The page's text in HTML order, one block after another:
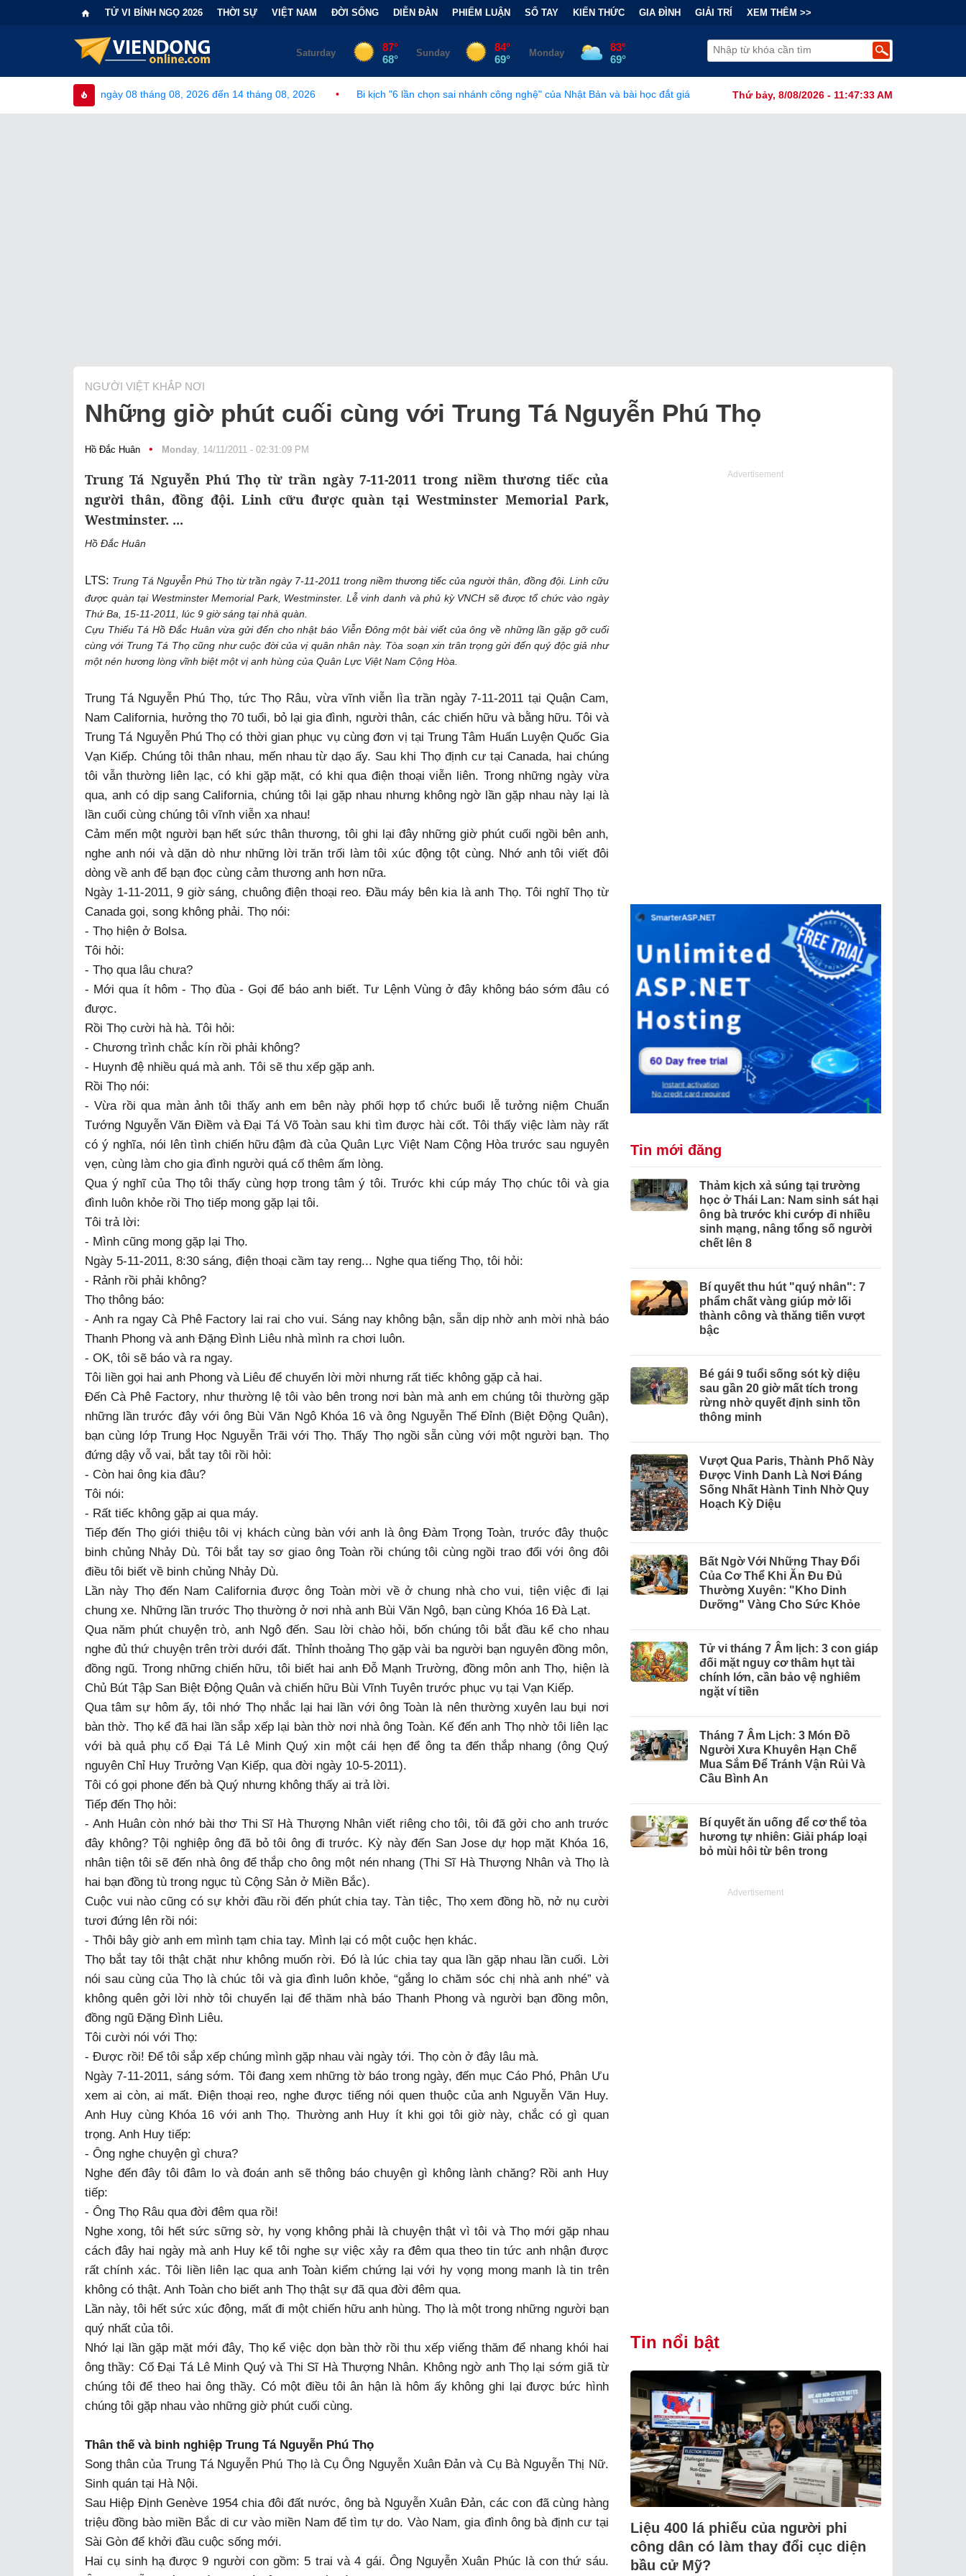
TỬ VI BÍNH NGỌ 2026 THỜI SỰ VIỆT NAM ĐỜI SỐNG DIỄN ĐÀN PHIẾM LUẬN SỔ TAY KIẾN THỨC GIA ĐÌNH GIẢI TRÍ XEM THÊM >>
Thứ bảy, 8/08/2026 - 11:47:35 AM
ngày 08 tháng 08, 2026 đến 14 tháng 08, 2026 • Bi kịch "6 lần chọn sai nhánh công nghệ" của Nhật Bản và bài học đắt giá • Bẫy Tài Chính Đằng Sau "Cơn Sốt" Trà Sữa Nhượng Quyền: Lợi
NGƯỜI VIỆT KHẮP NƠI
Những giờ phút cuối cùng với Trung Tá Nguyễn Phú Thọ
Hồ Đắc Huân • Monday , 14/11/2011 - 02:31:09 PM
Trung Tá Nguyễn Phú Thọ từ trần ngày 7-11-2011 trong niềm thương tiếc của
người thân, đồng đội. Linh cữu được quàn tại Westminster Memorial Park,
Westminster. ...
Hồ Đắc Huân
LTS: Trung Tá Nguyễn Phú Thọ từ trần ngày 7-11-2011 trong niềm thương tiếc của người thân, đồng đội. Linh cữu
được quàn tại Westminster Memorial Park, Westminster. Lễ vinh danh và phủ kỳ VNCH sẽ được tổ chức vào ngày
Thứ Ba, 15-11-2011, lúc 9 giờ sáng tại nhà quàn.
Cựu Thiếu Tá Hồ Đắc Huân vừa gửi đến cho nhật báo Viễn Đông một bài viết của ông về những lần gặp gỡ cuối
cùng với Trung Tá Thọ cũng như cuộc đời của vị quân nhân này. Tòa soạn xin trân trọng gửi đến quý độc giả như
một nén hương lòng vĩnh biệt một vị anh hùng của Quân Lực Việt Nam Cộng Hòa.
Trung Tá Nguyễn Phú Thọ, tức Thọ Râu, vừa vĩnh viễn lìa trần ngày 7-11-2011 tại Quận Cam,
Nam California, hưởng thọ 70 tuổi, bỏ lại gia đình, người thân, các chiến hữu và bằng hữu. Tôi và
Trung Tá Nguyễn Phú Thọ có thời gian phục vụ cùng đơn vị tại Trung Tâm Huấn Luyện Quốc Gia
Vạn Kiếp. Chúng tôi thân nhau, mến nhau từ dạo ấy. Sau khi Thọ định cư tại Canada, hai chúng
tôi vẫn thường liên lạc, có khi gặp mặt, có khi qua điện thoại viễn liên. Trong những ngày vừa
qua, anh có dịp sang California, chúng tôi lại gặp nhau nhưng không ngờ lần gặp nhau này lại là
lần cuối cùng chúng tôi vĩnh viễn xa nhau!
Cảm mến một người bạn hết sức thân thương, tôi ghi lại đây những giờ phút cuối ngồi bên anh,
nghe anh nói và dặn dò như những lời trăn trối làm tôi xúc động tột cùng. Nhớ anh tôi viết đôi
dòng về anh để bạn đọc cùng cảm thương anh hơn nữa.
Ngày 1-11-2011, 9 giờ sáng, chuông điện thoại reo. Đầu máy bên kia là anh Thọ. Tôi nghĩ Thọ từ
Canada gọi, song không phải. Thọ nói:
- Thọ hiện ở Bolsa.
Tôi hỏi:
- Thọ qua lâu chưa?
- Mới qua ít hôm - Thọ đùa - Gọi để báo anh biết. Tư Lệnh Vùng ở đây không báo sớm đâu có
được.
Rồi Thọ cười hà hà. Tôi hỏi:
- Chương trình chắc kín rồi phải không?
- Huynh đệ nhiều quá mà anh. Tôi sẽ thu xếp gặp anh.
Rồi Thọ nói:
- Vừa rồi qua màn ảnh tôi thấy anh em bên này phối hợp tổ chức buổi lễ tưởng niệm Chuẩn
Tướng Nguyễn Văn Điềm và Đại Tá Võ Toàn sau khi tìm được hài cốt. Tôi thấy việc làm này rất
có ý nghĩa, nói lên tình chiến hữu đậm đà của Quân Lực Việt Nam Cộng Hòa trước sau nguyên
vẹn, cùng làm cho gia đình người quá cố thêm ấm lòng.
Qua ý nghĩ của Thọ tôi thấy cùng hợp trong tâm ý tôi. Trước khi cúp máy Thọ chúc tôi và gia
đình luôn khỏe rồi Thọ tiếp mong gặp lại tôi.
Tôi trả lời:
- Mình cũng mong gặp lại Thọ.
Ngày 5-11-2011, 8:30 sáng, điện thoại cầm tay reng... Nghe qua tiếng Thọ, tôi hỏi:
- Rảnh rồi phải không?
Thọ thông báo:
- Anh ra ngay Cà Phê Factory lai rai cho vui. Sáng nay không bận, sẵn dịp nhờ anh mời nhà báo
Thanh Phong và anh Đặng Đình Liêu nhà mình ra chơi luôn.
- OK, tôi sẽ báo và ra ngay.
Tôi liền gọi hai anh Phong và Liêu để chuyển lời mời nhưng rất tiếc không gặp cả hai.
Đến Cà Phê Factory, như thường lệ tôi vào bên trong nơi bàn mà anh em chúng tôi thường gặp
những lần trước đây với ông Bùi Văn Ngô Khóa 16 và ông Nguyễn Thế Đỉnh (Biệt Động Quân),
bạn cùng lớp Trung Học Nguyễn Trãi với Thọ. Thấy Thọ ngồi sẵn cùng với một người bạn. Thọ
đứng dậy vỗ vai, bắt tay tôi rồi hỏi:
- Còn hai ông kia đâu?
Tôi nói:
- Rất tiếc không gặp ai qua máy.
Tiếp đến Thọ giới thiệu tôi vị khách cùng bàn với anh là ông Đàm Trọng Toàn, trước đây thuộc
binh chủng Nhảy Dù. Tôi bắt tay sơ giao ông Toàn rồi chúng tôi cùng ngồi trao đổi với ông đôi
điều tôi biết về binh chủng Nhảy Dù.
Lần này Thọ đến Nam California được ông Toàn mời về ở chung nhà cho vui, tiện việc đi lại
chung xe. Những lần trước Thọ thường ở nơi nhà anh Bùi Văn Ngô, bạn cùng Khóa 16 Đà Lạt.
Qua năm phút chuyện trò, anh Ngô đến. Sau lời chào hỏi, bốn chúng tôi bắt đầu kể cho nhau
nghe đủ thứ chuyện trên trời dưới đất. Thỉnh thoảng Thọ gặp vài ba người bạn nguyên đồng môn,
đồng ngũ. Trong những chiến hữu, tôi biết hai anh Đỗ Mạnh Trường, đồng môn anh Thọ, hiện là
Chủ Bút Tập San Biệt Động Quân và chiến hữu Bùi Vĩnh Tuyên trước phục vụ tại Vạn Kiếp.
Qua tâm sự hôm ấy, tôi nhớ Thọ nhắc lại hai lần với ông Toàn là nên thường xuyên lau bụi nơi
bàn thờ. Thọ kể đã hai lần sắp xếp lại bàn thờ nơi nhà ông Toàn. Kế đến anh Thọ nhờ tôi liên lạc
với bà quả phụ cố Đại Tá Lê Minh Quý xin một cái hẹn để ông ta đến thắp nhang (ông Quý
nguyên Chỉ Huy Trưởng Vạn Kiếp, qua đời ngày 10-5-2011).
Tôi có gọi phone đến bà Quý nhưng không thấy ai trả lời.
Tiếp đến Thọ hỏi:
- Anh Huân còn nhớ bài thơ Thi Sĩ Hà Thượng Nhân viết riêng cho tôi, tôi đã gởi cho anh trước
đây không? Tội nghiệp ông đã bỏ tôi ông đi trước. Kỳ này đến San Jose dự họp mặt Khóa 16,
nhân tiện tôi sẽ đến nhà ông để thắp cho ông một nén nhang (Thi Sĩ Hà Thượng Nhân và Thọ là
hai bạn đồng tù trong ngục tù Cộng Sản ở Miền Bắc).
Cuộc vui nào cũng có sự khởi đầu rồi đến phút chia tay. Tàn tiệc, Thọ xem đồng hồ, nở nụ cười
tươi đứng lên rồi nói:
- Thôi bây giờ anh em mình tạm chia tay. Mình lại có một cuộc hẹn khác.
Thọ bắt tay tôi thật chặt như không muốn rời. Đó là lúc chia tay qua lần gặp nhau lần cuối. Lời
nói sau cùng của Thọ là chúc tôi và gia đình luôn khỏe, “gắng lo chăm sóc chị nhà anh nhé” và
không quên gởi lời nhờ tôi chuyển lại để thăm nhà báo Thanh Phong và người bạn đồng môn,
đồng ngũ Đặng Đình Liêu.
Tôi cười nói với Thọ:
- Được rồi! Để tôi sắp xếp chúng mình gặp nhau vài ngày tới. Thọ còn ở đây lâu mà.
Ngày 7-11-2011, sáng sớm. Tôi đang xem những tờ báo trong ngày, đến mục Cáo Phó, Phân Ưu
xem ai còn, ai mất. Điện thoại reo, nghe được tiếng nói quen thuộc của anh Nguyễn Văn Huy.
Anh Huy cùng Khóa 16 với anh Thọ. Thường anh Huy ít khi gọi tôi giờ này, chắc có gì quan
trọng. Anh Huy tiếp:
- Ông nghe chuyện gì chưa?
Nghe đến đây tôi đâm lo và đoán anh sẽ thông báo chuyện gì không lành chăng? Rồi anh Huy
tiếp:
- Ông Thọ Râu qua đời đêm qua rồi!
Nghe xong, tôi hết sức sững sờ, hy vọng không phải là chuyện thật vì tôi và Thọ mới gặp nhau
cách đây hai ngày mà anh Huy kể tôi nghe sự việc xảy ra đêm qua theo tin tức anh nhận được
rất chính xác. Tôi liền liên lạc qua anh Toàn kiểm chứng lại với hy vọng mong manh là tin trên
không có thật. Anh Toàn cho biết anh Thọ thật sự đã qua đời đêm qua.
Lần này, tôi hết sức xúc động, mất đi một chiến hữu anh hùng. Thọ là một trong những người bạn
quý nhất của tôi.
Nhớ lại lần gặp mặt mới đây, Thọ kể việc dọn bàn thờ rồi thu xếp viếng thăm để nhang khói hai
ông thầy: Cố Đại Tá Lê Minh Quý và Thi Sĩ Hà Thượng Nhân. Không ngờ anh Thọ lại sớm giã từ
chúng tôi để theo hai ông thầy. Có một điều tôi ân hận là hôm ấy không ghi lại được bức hình
chúng tôi gặp nhau vào những giờ phút cuối cùng.
Thân thế và binh nghiệp Trung Tá Nguyễn Phú Thọ
Song thân của Trung Tá Nguyễn Phú Thọ là Cụ Ông Nguyễn Xuân Đản và Cụ Bà Nguyễn Thị Nữ.
Sinh quán tại Hà Nội.
Sau Hiệp Định Genève 1954 chia đôi đất nước, ông bà Nguyễn Xuân Đản, các con đã cùng hàng
triệu đồng bào miền Bắc di cư vào miền Nam để tìm tự do. Vào Nam, gia đình ông bà định cư tại
Sài Gòn để khởi đầu cuộc sống mới.
Hai cụ sinh hạ được 9 người con gồm: 5 trai và 4 gái. Ông Nguyễn Xuân Phúc là con thứ sáu.
Advertisement
Tin mới đăng
Thảm kịch xả súng tại trường
học ở Thái Lan: Nam sinh sát hại
ông bà trước khi cướp đi nhiều
sinh mạng, nâng tổng số người
chết lên 8
Bí quyết thu hút "quý nhân": 7
phẩm chất vàng giúp mở lối
thành công và thăng tiến vượt
bậc
Bé gái 9 tuổi sống sót kỳ diệu
sau gần 20 giờ mất tích trong
rừng nhờ quyết định sinh tồn
thông minh
Vượt Qua Paris, Thành Phố Này
Được Vinh Danh Là Nơi Đáng
Sống Nhất Hành Tinh Nhờ Quy
Hoạch Kỳ Diệu
Bất Ngờ Với Những Thay Đổi
Của Cơ Thể Khi Ăn Đu Đủ
Thường Xuyên: "Kho Dinh
Dưỡng" Vàng Cho Sức Khỏe
Tử vi tháng 7 Âm lịch: 3 con giáp
đối mặt nguy cơ thâm hụt tài
chính lớn, cần bảo vệ nghiêm
ngặt ví tiền
Tháng 7 Âm Lịch: 3 Món Đồ
Người Xưa Khuyên Hạn Chế
Mua Sắm Để Tránh Vận Rủi Và
Cầu Bình An
Bí quyết ăn uống để cơ thể tỏa
hương tự nhiên: Giải pháp loại
bỏ mùi hôi từ bên trong
Advertisement
Tin nổi bật
Liệu 400 lá phiếu của người phi
công dân có làm thay đổi cục diện
bầu cử Mỹ?